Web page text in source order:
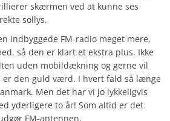
skærmen ved at kunne ses
sollys.
indbyggede FM-radio meget mere,
så den er klart et ekstra plus. Ikke
uden mobildækning og gerne vil
er den guld værd. I hvert fald så længe
Men det har vi jo lykkeligvis
yderligere to år! Som altid er det
FM-antennen.